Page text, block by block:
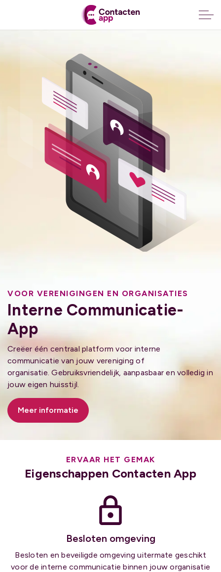
VOOR VERENIGINGEN EN ORGANISATIES
Interne Communicatie-
App
Creëer één centraal platform voor interne
communicatie van jouw vereniging of
organisatie. Gebruiksvriendelijk, aanpasbaar en volledig in
jouw eigen huisstijl.
Meer informatie
ERVAAR HET GEMAK
Eigenschappen Contacten App
Besloten omgeving
Besloten en beveiligde omgeving uitermate geschikt
voor de interne communicatie binnen jouw organisatie